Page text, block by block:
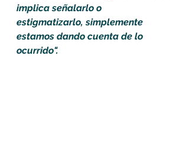
implica señalarlo o
estigmatizarlo, simplemente
estamos dando cuenta de lo
ocurrido".